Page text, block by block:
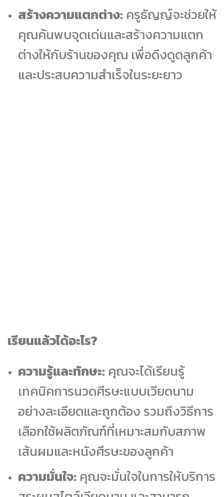
สร้างความแตกต่าง: ครูธัญญ์จะช่วยให้
คุณค้นพบจุดเด่นและสร้างความแตก
ต่างให้กับร้านของคุณ เพื่อดึงดูดลูกค้า
และประสบความสำเร็จในระยะยาว
เรียนแล้วได้อะไร?
ความรู้และทักษะ: คุณจะได้เรียนรู้
เทคนิคการนวดศีรษะแบบเวียดนาม
อย่างละเอียดและถูกต้อง รวมถึงวิธีการ
เลือกใช้ผลิตภัณฑ์ที่เหมาะสมกับสภาพ
เส้นผมและหนังศีรษะของลูกค้า
ความมั่นใจ: คุณจะมั่นใจในการให้บริการ